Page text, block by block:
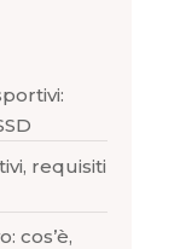
requisiti
cos’è,